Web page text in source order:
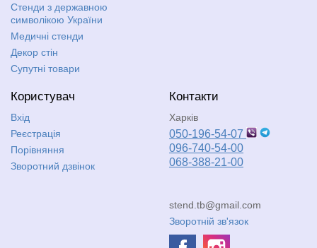
Стенди з державною
символікою України
Медичні стенди
Декор стін
Супутні товари
Користувач
Вхід
Реєстрація
Порівняння
Зворотний дзвінок
Контакти
Харків
050-196-54-07
096-740-54-00
068-388-21-00
stend.tb@gmail.com
Зворотній зв'язок